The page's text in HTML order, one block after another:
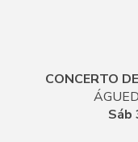
CONCERTO
Sáb